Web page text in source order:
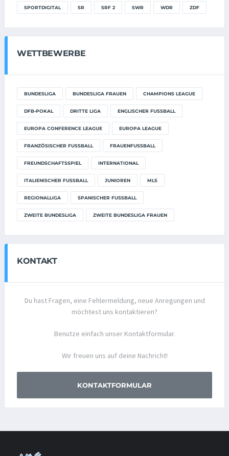
SPORTDIGITAL SR SRF 2 SWR WDR ZDF
WETTBEWERBE
BUNDESLIGA BUNDESLIGA FRAUEN CHAMPIONS LEAGUE
DFB-POKAL DRITTE LIGA ENGLISCHER FUSSBALL
EUROPA CONFERENCE LEAGUE EUROPA LEAGUE
FRANZÖSISCHER FUSSBALL FRAUENFUSSBALL
FREUNDSCHAFTSSPIEL INTERNATIONAL
ITALIENISCHER FUSSBALL JUNIOREN MLS
REGIONALLIGA SPANISCHER FUSSBALL
ZWEITE BUNDESLIGA ZWEITE BUNDESLIGA FRAUEN
KONTAKT
Du hast Fragen, eine Fehlermeldung, neue Anregungen und
möchtest uns kontaktieren?
Benutze einfach unser Kontaktformular.
Wir freuen uns auf deine Nachricht!
KONTAKTFORMULAR